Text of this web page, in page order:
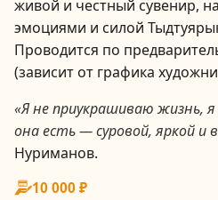
живой и честный сувенир,
эмоциями и силой
Проводится по
(зависит от графика
«Я не приукрашиваю жизнь,
она есть — суровой, яркой и
Нуриманов.
10 000 ₽